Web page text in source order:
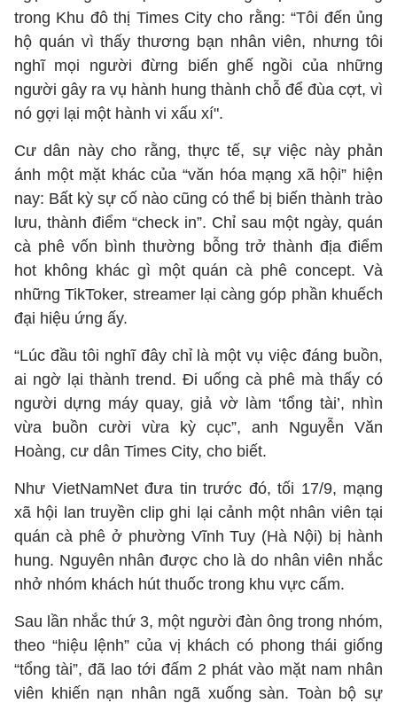
trong Khu đô thị Times City cho rằng: “Tôi đến ủng
hộ quán vì thấy thương bạn nhân viên, nhưng tôi
nghĩ mọi người đừng biến ghế ngồi của những
người gây ra vụ hành hung thành chỗ để đùa cợt, vì
nó gợi lại một hành vi xấu xí".
Cư dân này cho rằng, thực tế, sự việc này phản
ánh một mặt khác của “văn hóa mạng xã hội” hiện
nay: Bất kỳ sự cố nào cũng có thể bị biến thành trào
lưu, thành điểm “check in”. Chỉ sau một ngày, quán
cà phê vốn bình thường bỗng trở thành địa điểm
hot không khác gì một quán cà phê concept. Và
những TikToker, streamer lại càng góp phần khuếch
đại hiệu ứng ấy.
“Lúc đầu tôi nghĩ đây chỉ là một vụ việc đáng buồn,
ai ngờ lại thành trend. Đi uống cà phê mà thấy có
người dựng máy quay, giả vờ làm ‘tổng tài’, nhìn
vừa buồn cười vừa kỳ cục”, anh Nguyễn Văn
Hoàng, cư dân Times City, cho biết.
Như VietNamNet đưa tin trước đó, tối 17/9, mạng
xã hội lan truyền clip ghi lại cảnh một nhân viên tại
quán cà phê ở phường Vĩnh Tuy (Hà Nội) bị hành
hung. Nguyên nhân được cho là do nhân viên nhắc
nhở nhóm khách hút thuốc trong khu vực cấm.
Sau lần nhắc thứ 3, một người đàn ông trong nhóm,
theo “hiệu lệnh” của vị khách có phong thái giống
“tổng tài”, đã lao tới đấm 2 phát vào mặt nam nhân
viên khiến nạn nhân ngã xuống sàn. Toàn bộ sự